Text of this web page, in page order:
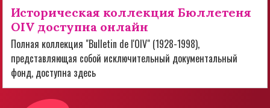
Историческая коллекция Бюллетеня
OIV доступна онлайн
Полная коллекция "Bulletin de l'OIV" (1928-1998),
представляющая собой исключительный документальный
фонд, доступна здесь